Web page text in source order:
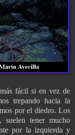
fácil si en vez de
trepando hacia la
por el diedro. Los
suelen tener mucho
por la izquierda y